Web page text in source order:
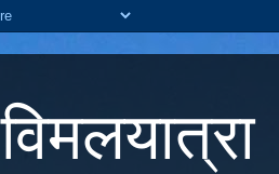
विमलयात्रा